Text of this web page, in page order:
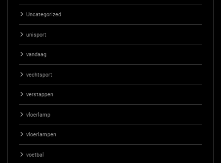
Uncategorized
unisport
vandaag
vechtsport
verstappen
vloerlamp
vloerlampen
voetbal